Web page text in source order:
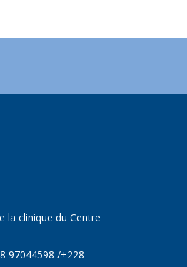
la clinique du Centre
97044598 /+228